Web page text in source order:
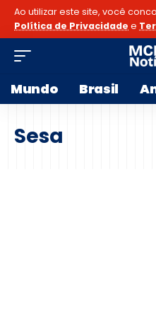
Ao utilizar este site, você
Política de Privacidade e
Mundo Brasil
Sesa